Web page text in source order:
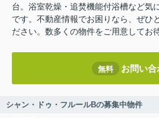
台。浴室乾燥・追焚機能付浴槽など気
です。不動産情報でお困りなら、ぜひ
ださい。数多くの物件をご用意してお
無料 お問い合
シャン・ドゥ・フルールBの募集中物件